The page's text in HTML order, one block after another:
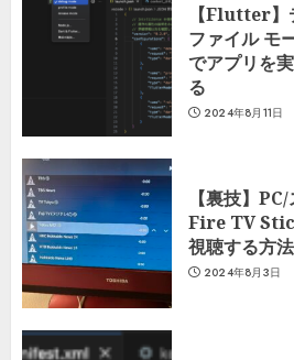
【Flutter】
ファイル モ
でアプリを
る
2024年8月11日
【裏技】
Fire TV
視聴する方法
2024年8月3日